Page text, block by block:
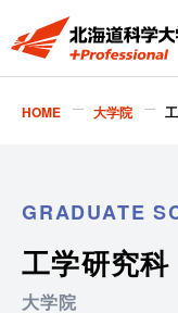
HOME 大学院
GRADUATE
工学研究科
大学院